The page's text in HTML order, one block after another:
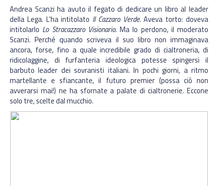
Andrea Scanzi ha avuto il fegato di dedicare un libro al leader
della Lega. L'ha intitolato Il Cazzaro Verde. Aveva torto: doveva
intitolarlo Lo Stracazzaro Visionario. Ma lo perdono, il moderato
Scanzi. Perché quando scriveva il suo libro non immaginava
ancora, forse, fino a quale incredibile grado di cialtroneria, di
ridicolaggine, di furfanteria ideologica potesse spingersi il
barbuto leader dei sovranisti italiani. In pochi giorni, a ritmo
martellante e sfiancante, il futuro premier (possa ciò non
avverarsi mai!) ne ha sfornate a palate di cialtronerie. Eccone
solo tre, scelte dal mucchio.